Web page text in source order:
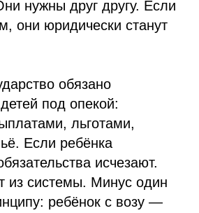
нужны друг другу. Если
они юридически станут
обязано
под опекой:
льготами,
Если ребёнка
исчезают.
из системы. Минус один
ребёнок с возу —